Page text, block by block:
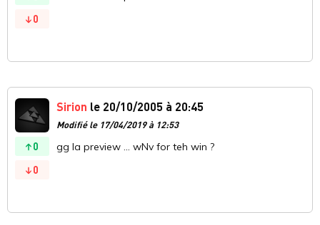
0
0
0
Sirion le 20/10/2005 à 20:45
Modifié le 17/04/2019 à 12:53
gg la preview ... wNv for teh win ?